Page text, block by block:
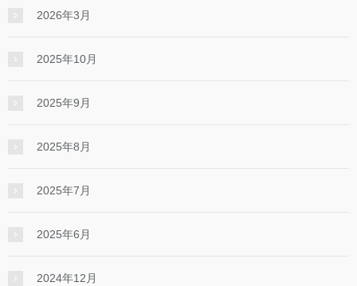
2026年3月
2025年10月
2025年9月
2025年8月
2025年7月
2025年6月
2024年12月